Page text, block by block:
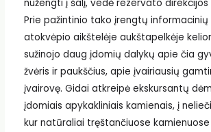
nužengti į šalį, vedė rezervato
Prie pažintinio tako įrengtų
atokvėpio aikštelėje aukštapelkėje
sužinojo daug įdomių dalykų apie čia
žvėris ir paukščius, apie įvairiausių
įvairovę. Gidai atkreipė ekskursantų
įdomiais apykakliniais kamienais, į
kur natūraliai tręštančiuose